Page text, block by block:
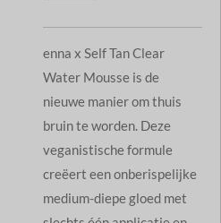
enna x Self Tan Clear
Water Mousse is de
nieuwe manier om thuis
bruin te worden. Deze
veganistische formule
creëert een onberispelijke
medium-diepe gloed met